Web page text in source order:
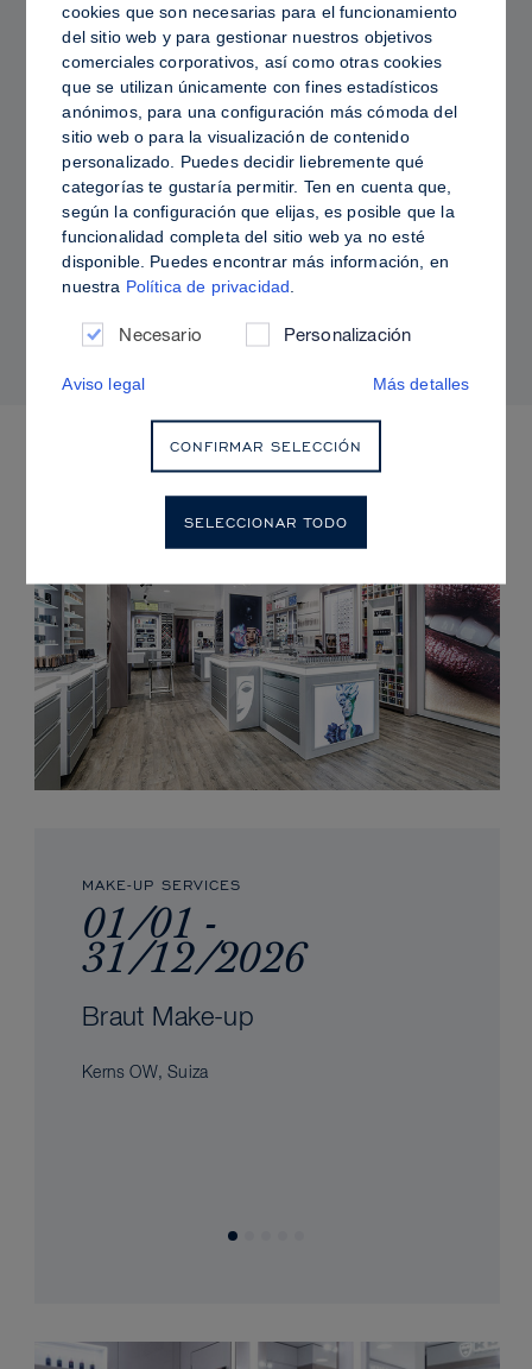
PRO TIPS
Piel grasa frente a piel hidratada: cómo fijar
Sculpt & Glow para lograr un acabado
PRÓXIMOS EVENTOS
MAKE-UP SERVICES
01/01 -
31/12/2026
Braut Make-up
Kerns OW, Suiza
cookies que son necesarias para el funcionamiento
del sitio web y para gestionar nuestros objetivos
comerciales corporativos, así como otras cookies
que se utilizan únicamente con fines estadísticos
anónimos, para una configuración más cómoda del
sitio web o para la visualización de contenido
personalizado. Puedes decidir liebremente qué
categorías te gustaría permitir. Ten en cuenta que,
según la configuración que elijas, es posible que la
funcionalidad completa del sitio web ya no esté
disponible. Puedes encontrar más información, en
nuestra Política de privacidad
Necesario Personalización
Aviso legal Más detalles
CONFIRMAR SELECCIÓN
SELECCIONAR TODO